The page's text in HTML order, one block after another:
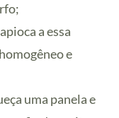
a essa
e
uma panela e